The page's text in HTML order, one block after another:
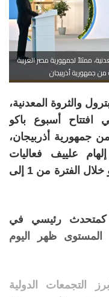
ممثلاً لجمهورية مصر العربية
جمهورية أذربيجان
والثروة المعدنية،
افتتاح أسبوع باكو
جمهورية أذربيجان،
علييف فعاليات
الحدث الذي تستضيفه العاصمة باكو خلال الفترة من 1 إلى
كمتحدث رئيسي في
المستوى ظهر اليوم
التجمعات الدولية